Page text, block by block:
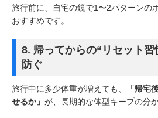
旅行前に、自宅の鏡で1〜2パターンの
おすすめです。
8. 帰ってからの“リセット
防ぐ
旅行中に多少体重が増えても、
「帰宅
せるか」 が、長期的な体型キープの分